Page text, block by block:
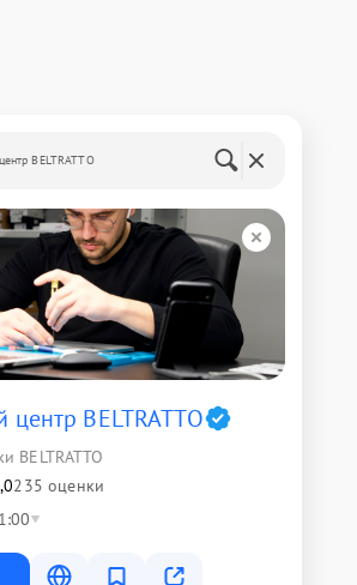
BELTRATTO
центр BELTRATTO
BELTRATTO
235 оценки